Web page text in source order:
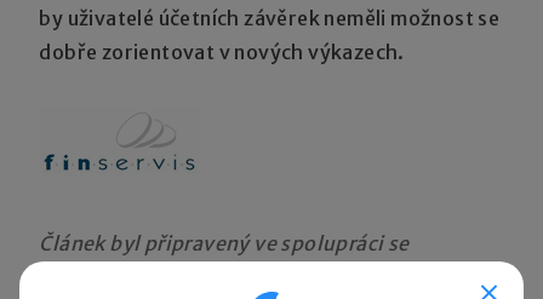
by uživatelé účetních závěrek neměli možnost se
dobře zorientovat v nových výkazech.
Článek byl připravený ve spolupráci se